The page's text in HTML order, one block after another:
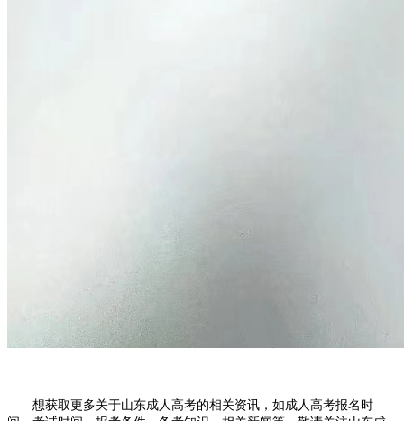
想获取更多关于山东成人高考的相关资讯，如成人高考报名时